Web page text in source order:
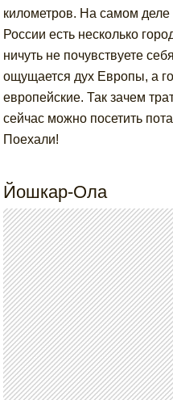
километров. На самом
России есть несколько
ничуть не почувствуете
ощущается дух Европы, а
европейские. Так зачем
сейчас можно посетить
Поехали!
Йошкар-Ола